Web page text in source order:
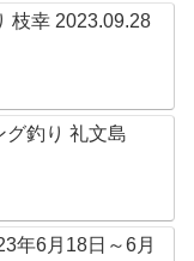
枝幸 2023.09.28
グ釣り 礼文島
年6月18日～6月